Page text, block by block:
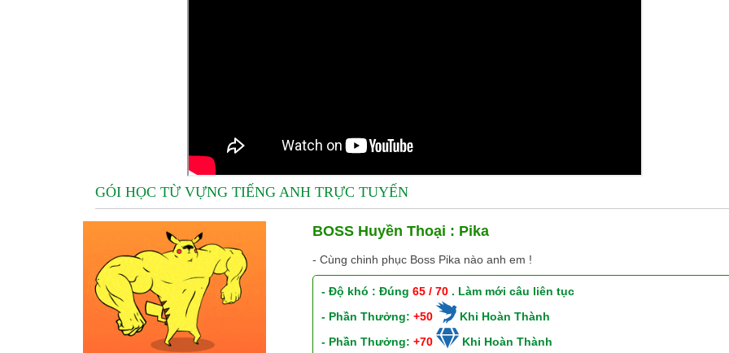
GÓI HỌC TỪ VỰNG TIẾNG ANH TRỰC TUYẾN
BOSS Huyền Thoại : Pika
- Cùng chinh phục Boss Pika nào anh em !
- Độ khó : Đúng 65 / 70. Làm mới câu liên tục
- Phần Thưởng: +50
Khi Hoàn Thành
- Phần Thưởng: +70
Khi Hoàn Thành